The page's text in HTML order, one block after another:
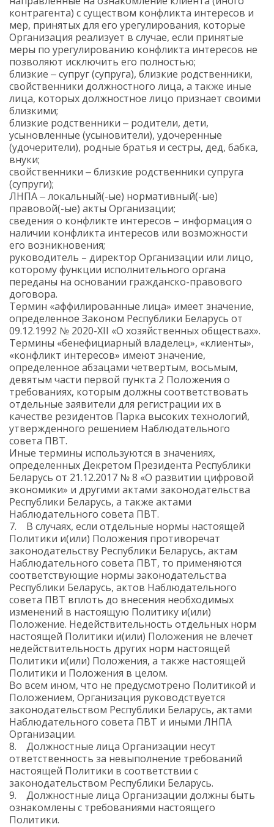
контрагента) с существом конфликта интересов и
мер, принятых для его урегулирования, которые
Организация реализует в случае, если принятые
меры по урегулированию конфликта интересов не
позволяют исключить его полностью;
близкие ‒ супруг (супруга), близкие родственники,
свойственники должностного лица, а также иные
лица, которых должностное лицо признает своими
близкими;
близкие родственники ‒ родители, дети,
усыновленные (усыновители), удочеренные
(удочерители), родные братья и сестры, дед, бабка,
внуки;
свойственники ‒ близкие родственники супруга
(супруги);
ЛНПА ‒ локальный(-ые) нормативный(-ые)
правовой(-ые) акты Организации;
сведения о конфликте интересов – информация о
наличии конфликта интересов или возможности
его возникновения;
руководитель – директор Организации или лицо,
которому функции исполнительного органа
переданы на основании гражданско-правового
договора.
Термин «аффилированные лица» имеет значение,
определенное Законом Республики Беларусь от
09.12.1992 № 2020-XII «О хозяйственных обществах».
Термины «бенефициарный владелец», «клиенты»,
«конфликт интересов» имеют значение,
определенное абзацами четвертым, восьмым,
девятым части первой пункта 2 Положения о
требованиях, которым должны соответствовать
отдельные заявители для регистрации их в
качестве резидентов Парка высоких технологий,
утвержденного решением Наблюдательного
совета ПВТ.
Иные термины используются в значениях,
определенных Декретом Президента Республики
Беларусь от 21.12.2017 № 8 «О развитии цифровой
экономики» и другими актами законодательства
Республики Беларусь, а также актами
Наблюдательного совета ПВТ.
7. В случаях, если отдельные нормы настоящей
Политики и(или) Положения противоречат
законодательству Республики Беларусь, актам
Наблюдательного совета ПВТ, то применяются
соответствующие нормы законодательства
Республики Беларусь, актов Наблюдательного
совета ПВТ вплоть до внесения необходимых
изменений в настоящую Политику и(или)
Положение. Недействительность отдельных норм
настоящей Политики и(или) Положения не влечет
недействительность других норм настоящей
Политики и(или) Положения, а также настоящей
Политики и Положения в целом.
Во всем ином, что не предусмотрено Политикой и
Положением, Организация руководствуется
законодательством Республики Беларусь, актами
Наблюдательного совета ПВТ и иными ЛНПА
Организации.
8. Должностные лица Организации несут
ответственность за невыполнение требований
настоящей Политики в соответствии с
законодательством Республики Беларусь.
9. Должностные лица Организации должны быть
ознакомлены с требованиями настоящего
Политики.